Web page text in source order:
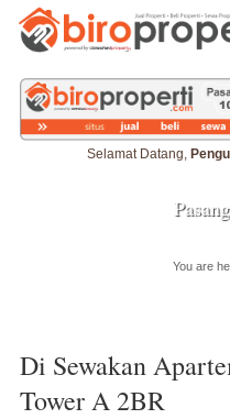
Selamat Datang,
You are
Di Sewakan
Tower A 2BR